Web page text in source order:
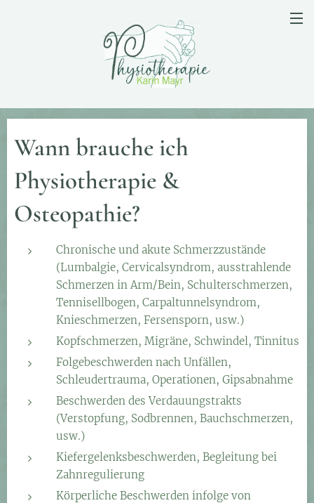
Wann brauche ich
Physiotherapie &
Osteopathie?
Chronische und akute Schmerzzustände
(Lumbalgie, Cervicalsyndrom, ausstrahlende
Schmerzen in Arm/Bein, Schulterschmerzen,
Tennisellbogen, Carpaltunnelsyndrom,
Knieschmerzen, Fersensporn, usw.)
Kopfschmerzen, Migräne, Schwindel, Tinnitus
Folgebeschwerden nach Unfällen,
Schleudertrauma, Operationen, Gipsabnahme
Beschwerden des Verdauungstrakts
(Verstopfung, Sodbrennen, Bauchschmerzen,
usw.)
Kiefergelenksbeschwerden, Begleitung bei
Zahnregulierung
Körperliche Beschwerden infolge von